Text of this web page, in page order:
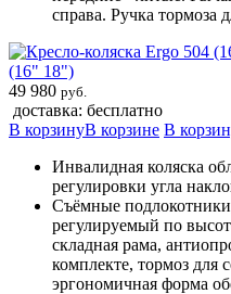
справа. Ручка тормоза
(16" 18")
49 980 руб.
доставка: бесплатно
В корзинуВ корзине В
Инвалидная коляска
регулировки угла
Съёмные
регулируемый по
складная рама,
комплекте, тормоз для
эргономичная форма